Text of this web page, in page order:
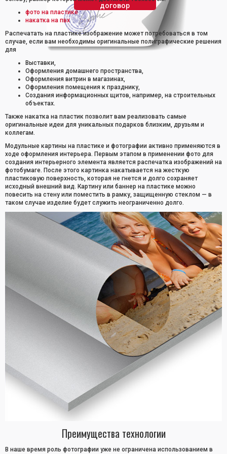
договор
фото на пластике
накатка на пвх
Распечатать на пластике изображение может потребоваться в том
случае, если вам необходимы оригинальные полиграфические решения
для
Выставки,
Оформления домашнего пространства,
Оформления витрин в магазинах,
Оформления помещения к празднику,
Создания информационных щитов, например, на строительных
объектах.
Также накатка на пластик позволит вам реализовать самые
оригинальные идеи для уникальных подарков близким, друзьям и
коллегам.
Модульные картины на пластике и фотографии активно применяются в
ходе оформления интерьера. Первым этапом в применении фото для
создания интерьерного элемента является распечатка изображений на
фотобумаге. После этого картинка накатывается на жесткую
пластиковую поверхность, которая не гнется и долго сохраняет
исходный внешний вид. Картину или баннер на пластике можно
повесить на стену или поместить в рамку, защищенную стеклом — в
таком случае изделие будет служить неограниченно долго.
Преимущества технологии
В наше время роль фотографии уже не ограничена использованием в